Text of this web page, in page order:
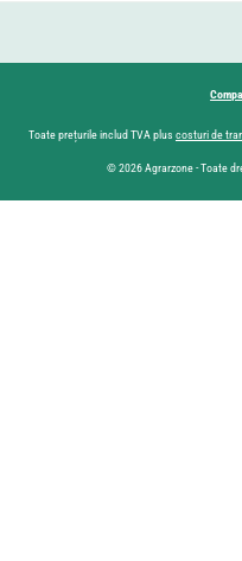
Toate prețurile includ TVA plus costuri de
© 2026 Agrarzone - Toate